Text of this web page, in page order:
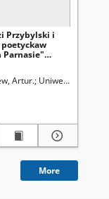
Przybylski i
Artur. Uniwersytet Marii
More